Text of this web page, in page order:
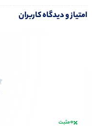
امتیاز و دیدگاه کاربران
0مثبت